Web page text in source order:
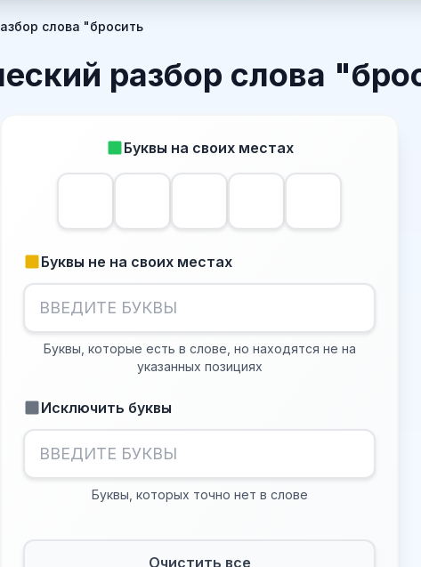
слова "бросить
разбор слова
Буквы на своих местах
Буквы не на своих местах
Буквы, которые есть в слове, но находятся не на
указанных позициях
Исключить буквы
Буквы, которых точно нет в слове
Очистить все